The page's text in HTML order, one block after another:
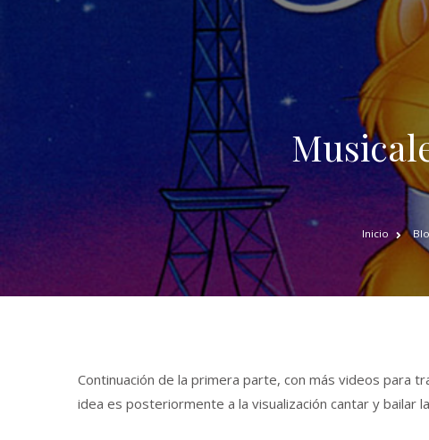
Inicio
Continuación de la primera parte, con más videos para
idea es posteriormente a la visualización cantar y bailar